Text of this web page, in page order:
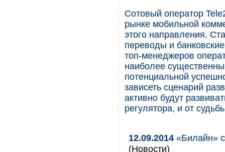
Сотовый оператор
рынке мобильной
этого направления.
переводы и
топ-менеджеров
наиболее
потенциальной
зависеть сценарий
активно будут
регулятора, и от
12.09.2014 «Билайн»
(Новости)